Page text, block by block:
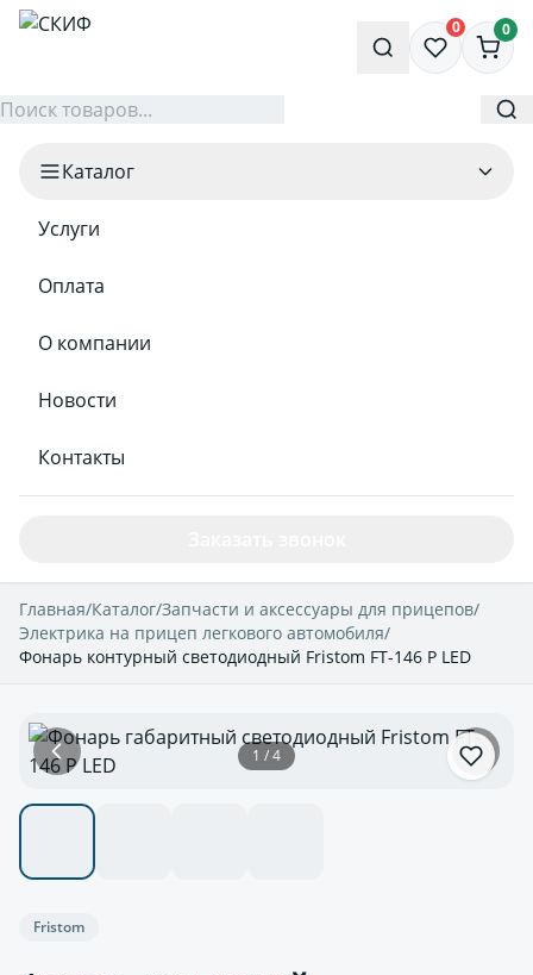
0 0
Каталог
Услуги
Оплата
О компании
Новости
Контакты
Главная/Каталог/Запчасти и аксессуары для прицепов/
Электрика на прицеп легкового автомобиля/
Фонарь контурный светодиодный Fristom FT-146 P LED
1 / 4
Fristom